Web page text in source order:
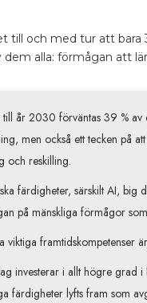
till och med tur att
alla: förmågan att
år 2030 förväntas 39 % av
men också ett tecken på
och reskilling.
färdigheter, särskilt AI, big
på mänskliga förmågor
framtidskompetenser
investerar i allt högre grad i
färdigheter lyfts fram som